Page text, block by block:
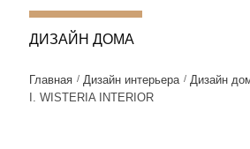
ДИЗАЙН ДОМА
Главная Дизайн интерьера
Дизайн
I. WISTERIA INTERIOR